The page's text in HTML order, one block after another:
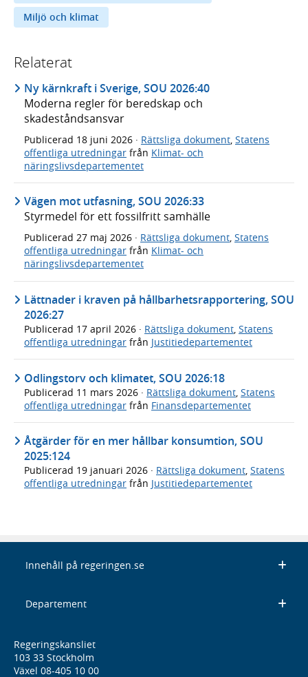
Miljö och klimat
Relaterat
Ny kärnkraft i Sverige, SOU 2026:40
Moderna regler för beredskap och
skadeståndsansvar
Publicerad 18 juni 2026 · Rättsliga dokument Statens
offentliga utredningar från Klimat- och
näringslivsdepartementet
Vägen mot utfasning, SOU 2026:33
Styrmedel för ett fossilfritt samhälle
Publicerad 27 maj 2026 · Rättsliga dokument, Statens
offentliga utredningar från Klimat- och
näringslivsdepartementet
Lättnader i kraven på hållbarhetsrapportering, SOU
2026:27
Publicerad 17 april 2026 · Rättsliga dokument, Statens
offentliga utredningar från Justitiedepartementet
Odlingstorv och klimatet, SOU 2026:18
Publicerad 11 mars 2026 · Rättsliga dokument Statens
offentliga utredningar från Finansdepartementet
Åtgärder för en mer hållbar konsumtion, SOU
2025:124
Publicerad 19 januari 2026 · Rättsliga dokument, Statens
offentliga utredningar från Justitiedepartementet
Innehåll på regeringen.se
Departement
Regeringskansliet
103 33 Stockholm
Växel 08-405 10 00